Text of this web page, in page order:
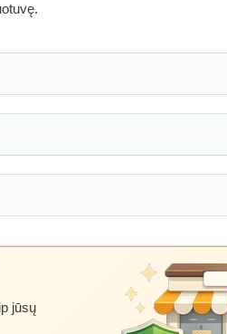
jūsų